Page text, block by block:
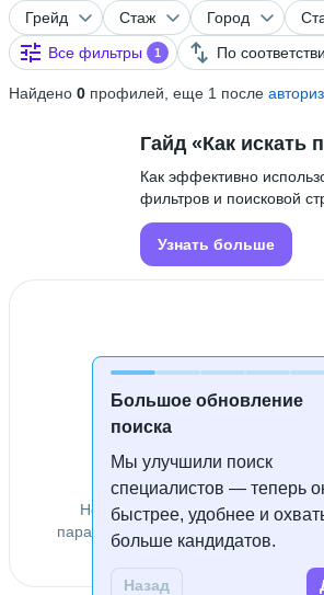
Грейд Стаж Город
Все фильтры
1 По
Найдено 0 профилей, еще 1 после
Большое обновление
поиска
Мы улучшили поиск
специалистов — теперь
быстрее, удобнее и
больше кандидатов.
Назад
Гайд «Как искать
Как эффективно
фильтров и поисковой
Узнать больше
Специалисты не
Не удалось найти специалистов
параметрам. Попробуйте изменить